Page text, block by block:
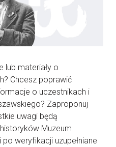
lub materiały o
Chcesz poprawić
o uczestnikach i
Zaproponuj
uwagi będą
Muzeum
weryfikacji uzupełniane